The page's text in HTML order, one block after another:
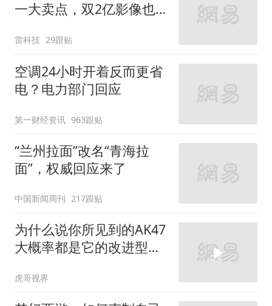
一大卖点，双2亿影像也
雷科技 29跟贴
空调24小时开着反而更省
电？电力部门回应
第一财经资讯 963跟贴
“兰州拉面”改名“青海拉
面”，权威回应来了
中国新闻周刊 217跟贴
为什么说你所见到的AK47
大概率都是它的改进型号
虎哥视界